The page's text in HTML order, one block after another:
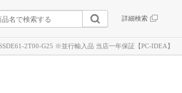
詳細検索
2T00-G25 ※並行輸入品 当店一年保証【PC-IDEA】